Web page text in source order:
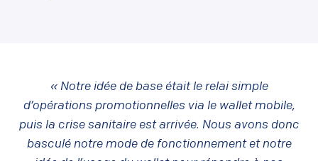
« Notre idée de base était le relai simple
d’opérations promotionnelles via le wallet mobile,
puis la crise sanitaire est arrivée. Nous avons donc
basculé notre mode de fonctionnement et notre